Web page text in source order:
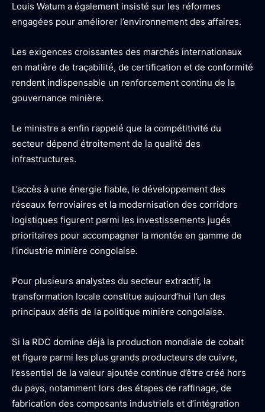
Louis Watum a également insisté sur les réformes
engagées pour améliorer l’environnement des affaires.
Les exigences croissantes des marchés internationaux
en matière de traçabilité, de certification et de conformité
rendent indispensable un renforcement continu de la
gouvernance minière.
Le ministre a enfin rappelé que la compétitivité du
secteur dépend étroitement de la qualité des
infrastructures.
L’accès à une énergie fiable, le développement des
réseaux ferroviaires et la modernisation des corridors
logistiques figurent parmi les investissements jugés
prioritaires pour accompagner la montée en gamme de
l’industrie minière congolaise.
Pour plusieurs analystes du secteur extractif, la
transformation locale constitue aujourd’hui l’un des
principaux défis de la politique minière congolaise.
Si la RDC domine déjà la production mondiale de cobalt
et figure parmi les plus grands producteurs de cuivre,
l’essentiel de la valeur ajoutée continue d’être créé hors
du pays, notamment lors des étapes de raffinage, de
fabrication des composants industriels et d’intégration